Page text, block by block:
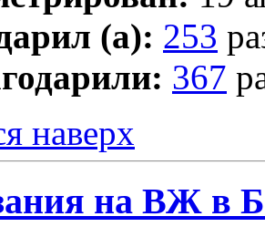
(а): 253
367
наверх
на ВЖ в